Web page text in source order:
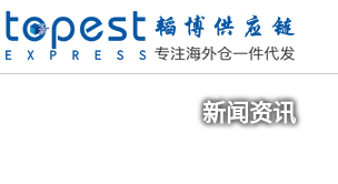
新闻资讯